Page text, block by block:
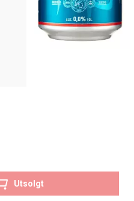
Utsolgt